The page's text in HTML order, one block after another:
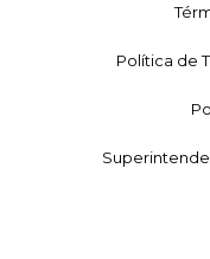
Política de